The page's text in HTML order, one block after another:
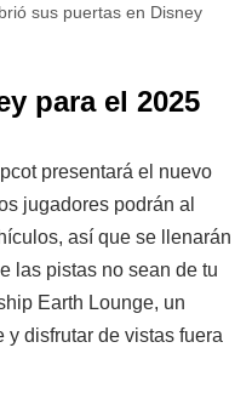
sus puertas en Disney
para el 2025
presentará el nuevo
jugadores podrán al
así que se llenarán
las pistas no sean de tu
Earth Lounge, un
disfrutar de vistas fuera